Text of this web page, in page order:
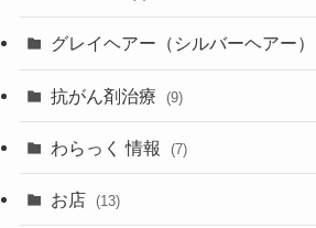
グレイヘアー（シルバーヘアー）
抗がん剤治療 (9)
わらっく 情報 (7)
お店 (13)